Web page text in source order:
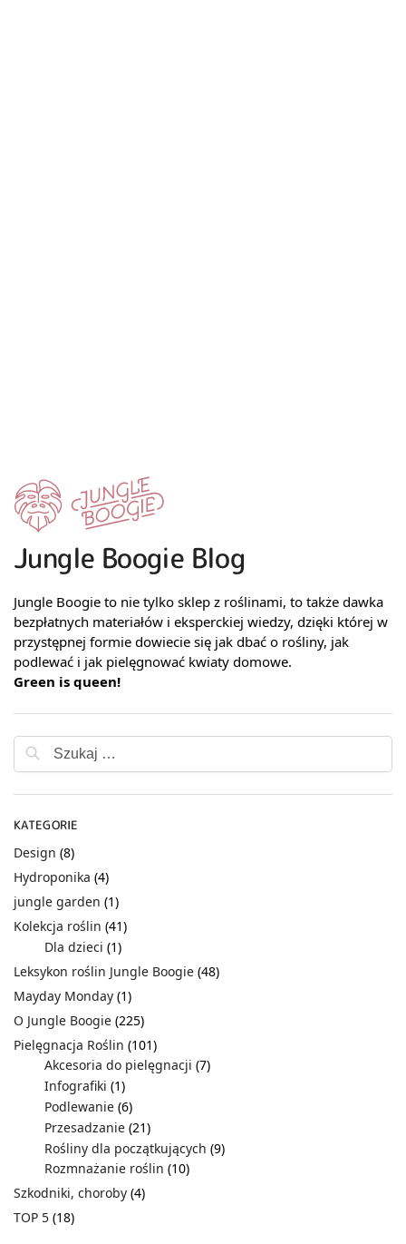
Jungle Boogie Blog
Jungle Boogie to nie tylko sklep z roślinami, to także dawka
bezpłatnych materiałów i eksperckiej wiedzy, dzięki której w
przystępnej formie dowiecie się jak dbać o rośliny, jak
podlewać i jak pielęgnować kwiaty domowe.
Green is queen!
KATEGORIE
Design (8)
Hydroponika (4)
jungle garden (1)
Kolekcja roślin (41)
Dla dzieci (1)
Leksykon roślin Jungle Boogie (48)
Mayday Monday (1)
O Jungle Boogie (225)
Pielęgnacja Roślin (101)
Akcesoria do pielęgnacji (7)
Infografiki (1)
Podlewanie (6)
Przesadzanie (21)
Rośliny dla początkujących (9)
Rozmnażanie roślin (10)
Szkodniki, choroby (4)
TOP 5 (18)